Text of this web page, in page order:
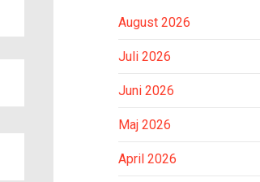
August 2026
Juli 2026
Juni 2026
Maj 2026
April 2026